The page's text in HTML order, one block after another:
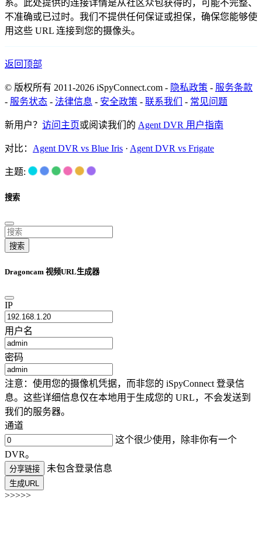
系。此处提供的连接详情是从社区众包获得的，可能不完整、
不准确或已过时。我们不提供任何保证或担保，确保您能够使
用这些 URL 连接到您的摄像头。
返回顶部
© 版权所有 2011-2026 iSpyConnect.com - 隐私政策 - 服务条款
- 服务状态 - 法律信息 - 安全政策 - 联系我们 - 常见问题
新用户？ 访问主页或阅读我们的 Agent DVR 用户指南
对比： Agent DVR vs Blue Iris · Agent DVR vs Frigate
主题:
搜索
搜索
Dragoncam 视频URL生成器
IP
用户名
密码
注意：使用您的摄像机凭据，而非您的 iSpyConnect 登录信
息。这些详细信息仅在本地用于生成您的 URL，不会发送到
我们的服务器。
通道
这个很少使用，除非你有一个
DVR。
分享链接 未包含登录信息
生成URL
>>>>>